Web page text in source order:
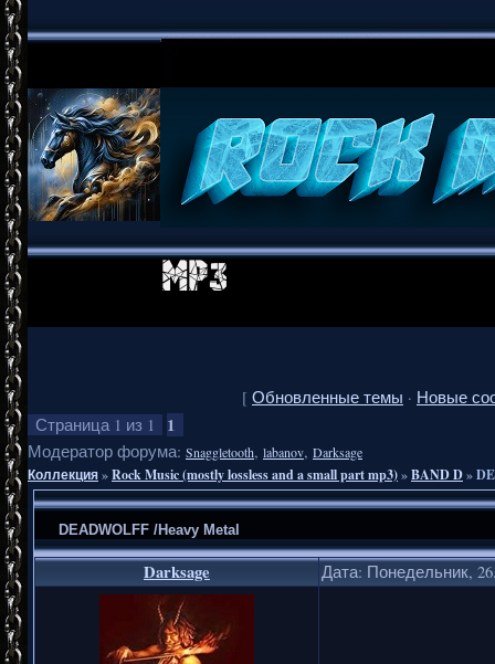
[ Обновленные темы · Новые
Страница 1 из 1 1
Модератор форума: Snaggletooth, labanov, Darksage
Коллекция»Rock Music (mostly lossless and a small part mp3)»BAND D»
DEADWOLFF /Heavy Metal
Darksage Дата: Понедельник,